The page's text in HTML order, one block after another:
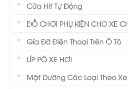
Cửa Hít Tự Động
ĐỒ CHƠI PHỤ KIỆN CHO XE
Gía Đỡ Điện Thoại Trên Ô Tô
LÍP PÔ XE HƠI
Mặt Dưỡng Các Loại Theo Xe